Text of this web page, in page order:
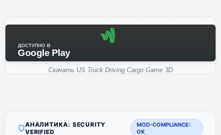
ДОСТУПНО В
Google Play
Скачать US Truck Driving Cargo Game 3D
АНАЛИТИКА: SECURITY
VERIFIED
MOD-COMPLIANCE:
OK